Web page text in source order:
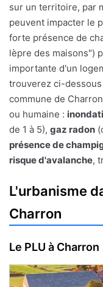
sur un territoire, par
peuvent impacter le
forte présence de
lèpre des maisons")
importante d'un
trouverez ci-
commune de
ou humaine :
de 1 à 5), gaz radon
présence de
risque d'avalanche,
L'urbanisme
Charron
Le PLU à Charron